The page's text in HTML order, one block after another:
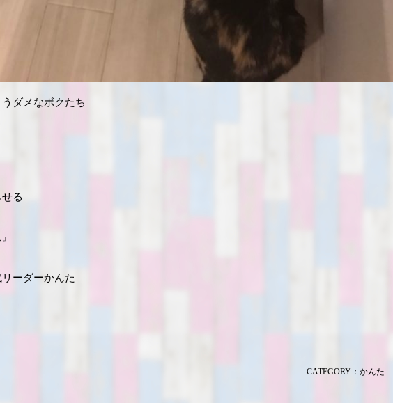
ダメなボクたち
せる
ーダーかんた
CATEGORY：かんた